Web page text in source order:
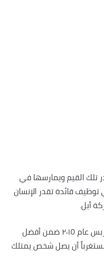
تلك القيم ويمارسها في
قائدة تقدر الإنسان
أبل.
صنفت هذه السيدة في قائمة فوربس عام ٢٠١٥ ضمن أفضل
أن يصل شخص يمتلك